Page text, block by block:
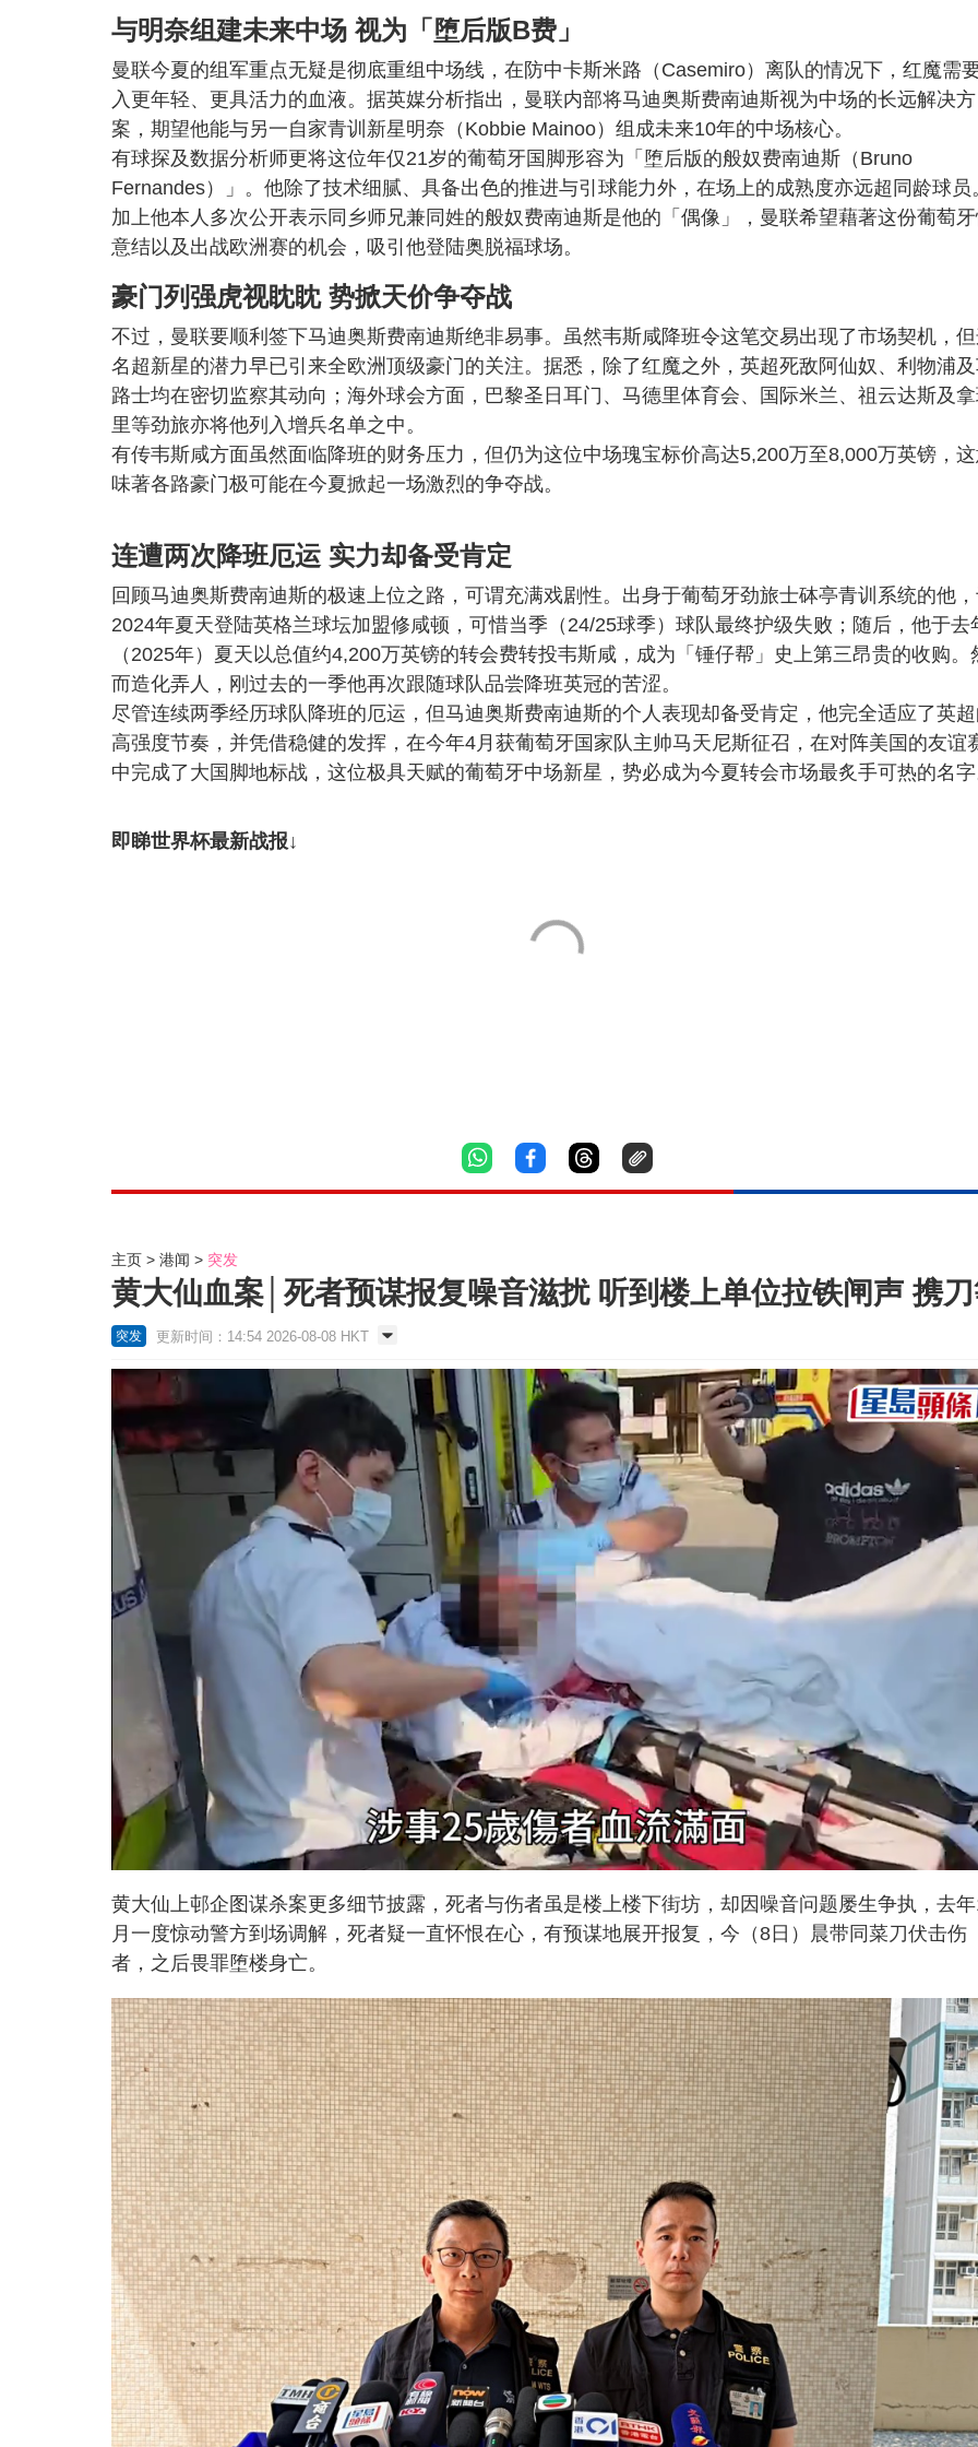
与明奈组建未来中场 视为「堕后版B费」
曼联今夏的组军重点无疑是彻底重组中场线，在防中卡斯米路（Casemiro）离队的情况下，红魔需
入更年轻、更具活力的血液。据英媒分析指出，曼联内部将马迪奥斯费南迪斯视为中场的长远解决方
案，期望他能与另一自家青训新星明奈（Kobbie Mainoo）组成未来10年的中场核心。
有球探及数据分析师更将这位年仅21岁的葡萄牙国脚形容为「堕后版的般奴费南迪斯（Bruno
Fernandes）」。他除了技术细腻、具备出色的推进与引球能力外，在场上的成熟度亦远超同龄球员
加上他本人多次公开表示同乡师兄兼同姓的般奴费南迪斯是他的「偶像」，曼联希望藉著这份葡萄
意结以及出战欧洲赛的机会，吸引他登陆奥脱福球场。
豪门列强虎视眈眈 势掀天价争夺战
不过，曼联要顺利签下马迪奥斯费南迪斯绝非易事。虽然韦斯咸降班令这笔交易出现了市场契机，
名超新星的潜力早已引来全欧洲顶级豪门的关注。据悉，除了红魔之外，英超死敌阿仙奴、利物浦
路士均在密切监察其动向；海外球会方面，巴黎圣日耳门、马德里体育会、国际米兰、祖云达斯及
里等劲旅亦将他列入增兵名单之中。
有传韦斯咸方面虽然面临降班的财务压力，但仍为这位中场瑰宝标价高达5,200万至8,000万英镑，
味著各路豪门极可能在今夏掀起一场激烈的争夺战。
连遭两次降班厄运 实力却备受肯定
回顾马迪奥斯费南迪斯的极速上位之路，可谓充满戏剧性。出身于葡萄牙劲旅士砵亭青训系统的他
2024年夏天登陆英格兰球坛加盟修咸顿，可惜当季（24/25球季）球队最终护级失败；随后，他于去
（2025年）夏天以总值约4,200万英镑的转会费转投韦斯咸，成为「锤仔帮」史上第三昂贵的收购。
而造化弄人，刚过去的一季他再次跟随球队品尝降班英冠的苦涩。
尽管连续两季经历球队降班的厄运，但马迪奥斯费南迪斯的个人表现却备受肯定，他完全适应了英
高强度节奏，并凭借稳健的发挥，在今年4月获葡萄牙国家队主帅马天尼斯征召，在对阵美国的友谊
中完成了大国脚地标战，这位极具天赋的葡萄牙中场新星，势必成为今夏转会市场最炙手可热的名字
即睇世界杯最新战报↓
主页 港闻 突发
黄大仙血案│死者预谋报复噪音滋扰 听到楼上单位拉铁闸声 携
突发 更新时间：14:54 2026-08-08 HKT
n
e
L
e
d
2
6
.
黄大仙上邨企图谋杀案更多细节披露，死者与伤者虽是楼上楼下街坊，却因噪音问题屡生争执，去
月一度惊动警方到场调解，死者疑一直怀恨在心，有预谋地展开报复，今（8日）晨带同菜刀伏击伤
者，之后畏罪堕楼身亡。